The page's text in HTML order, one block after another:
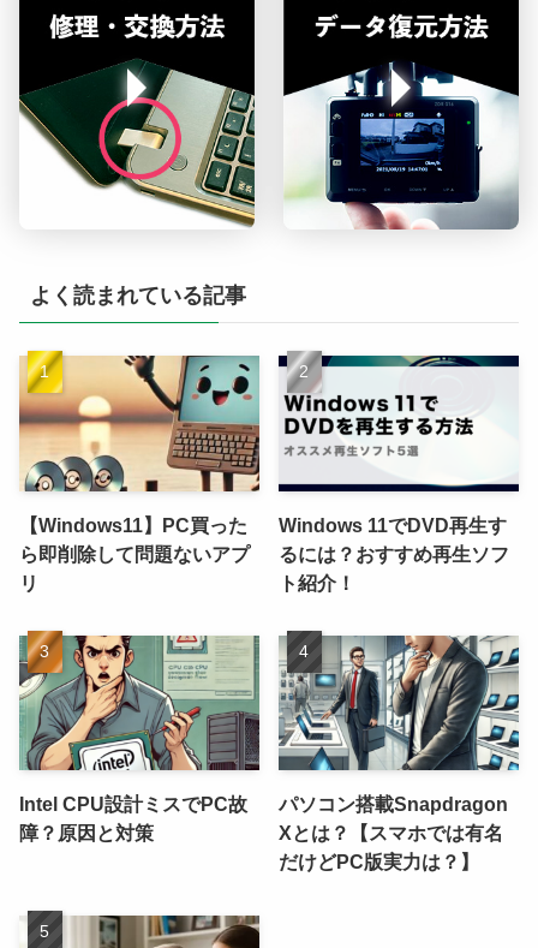
よく読まれている記事
【Windows11】PC買った
ら即削除して問題ないアプ
リ
Windows 11でDVD再生す
るには？おすすめ再生ソフ
ト紹介！
Intel CPU設計ミスでPC故
障？原因と対策
パソコン搭載Snapdragon
Xとは？【スマホでは有名
だけどPC版実力は？】